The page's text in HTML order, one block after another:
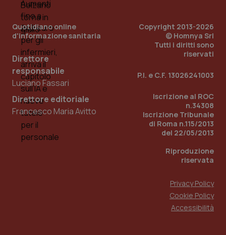
Quotidiano online
d'informazione sanitaria
Direttore
responsabile
Luciano Fassari
Direttore editoriale
Francesco Maria Avitto
Copyright 2013-2026
© Homnya Srl
Tutti i diritti sono
riservati
P.I. e C.F. 13026241003
Iscrizione al ROC
n.34308
Iscrizione Tribunale
di Roma n.115/2013
del 22/05/2013
Riproduzione
riservata
Privacy Policy
Cookie Policy
Accessibilità
PHPSESSID